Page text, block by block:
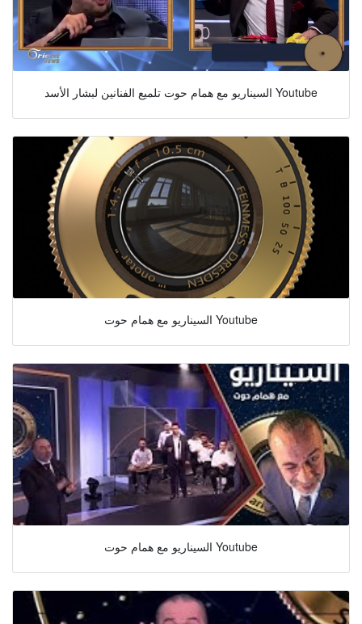
السيناريو مع همام حوت تلميع الفنانين لبشار الأسد Youtube
السيناريو مع همام حوت Youtube
السيناريو مع همام حوت Youtube